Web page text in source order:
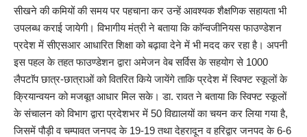
सीखने की कमियों की समय पर पहचाना कर उन्हें आवश्यक शैक्षणिक सहायता भी
उपलब्ध कराई जायेगी। विभागीय मंत्री ने बताया कि काॅन्वजीनियस फाउण्डेशन
प्रदेश में सीएसआर आधारित शिक्षा को बढ़ावा देने में भी मदद कर रहा है। अपनी
इस पहल के तहत फाउण्डेशन द्वारा अमेजन वेब सर्विस के सहयोग से 1000
लैपटाॅप छात्र-छात्राओं को वितरित किये जायेंगे ताकि प्रदेश में स्विफ्ट स्कूलों के
क्रियान्वयन को मजबूत आधार मिल सके। डा. रावत ने बताया कि स्विफ्ट स्कूलों
के संचालन को विभाग द्वारा प्रदेशभर में 50 विद्यालयों का चयन कर लिया गया है,
जिसमें पौड़ी व चम्पावत जनपद के 19-19 तथा देहरादून व हरिद्वार जनपद के 6-6